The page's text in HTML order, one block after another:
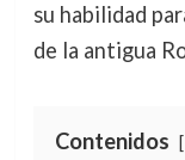
su habilidad
de la antigua
Contenidos